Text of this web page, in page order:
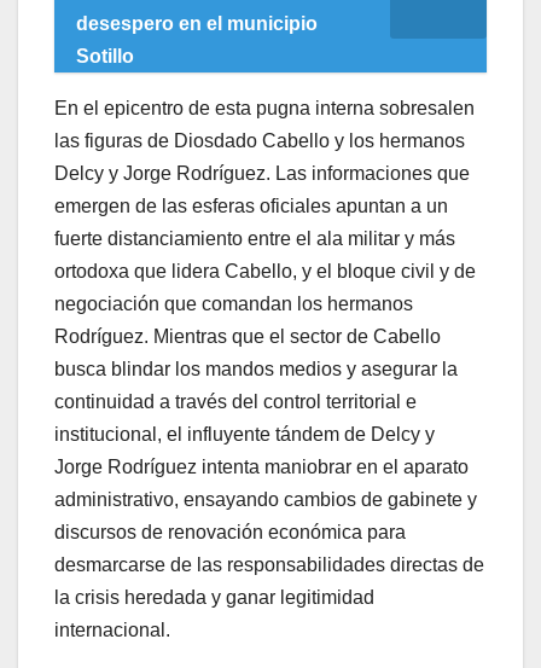
desespero en el municipio
Sotillo
​En el epicentro de esta pugna interna sobresalen
las figuras de Diosdado Cabello y los hermanos
Delcy y Jorge Rodríguez. Las informaciones que
emergen de las esferas oficiales apuntan a un
fuerte distanciamiento entre el ala militar y más
ortodoxa que lidera Cabello, y el bloque civil y de
negociación que comandan los hermanos
Rodríguez. Mientras que el sector de Cabello
busca blindar los mandos medios y asegurar la
continuidad a través del control territorial e
institucional, el influyente tándem de Delcy y
Jorge Rodríguez intenta maniobrar en el aparato
administrativo, ensayando cambios de gabinete y
discursos de renovación económica para
desmarcarse de las responsabilidades directas de
la crisis heredada y ganar legitimidad
internacional.